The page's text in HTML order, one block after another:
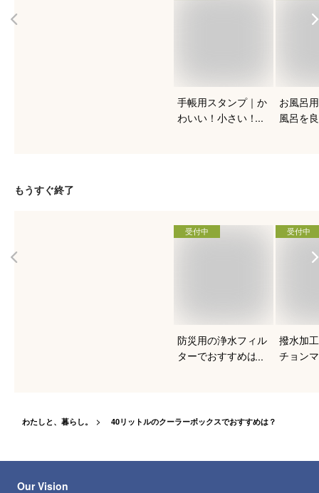
手帳用スタンプ｜か
わいい！小さい！ス
お風呂
風呂を
もうすぐ終了
受付中
防災用の浄水フィル
ターでおすすめは？
受付中
撥水加
チョン
わたしと、暮らし。 40リットルのクーラーボックスでおすすめは？
Our Vision